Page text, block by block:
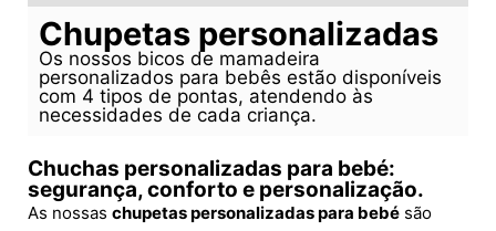
Chupetas personalizadas
Os nossos bicos de mamadeira
personalizados para bebês estão disponíveis
com 4 tipos de pontas, atendendo às
necessidades de cada criança.
Chuchas personalizadas para bebé:
segurança, conforto e personalização.
As nossas chupetas personalizadas para bebé são